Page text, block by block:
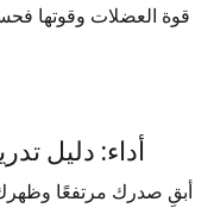
قوة العضلات وقوتها
أداء: دليل
أبقِ صدرك مرتفعًا